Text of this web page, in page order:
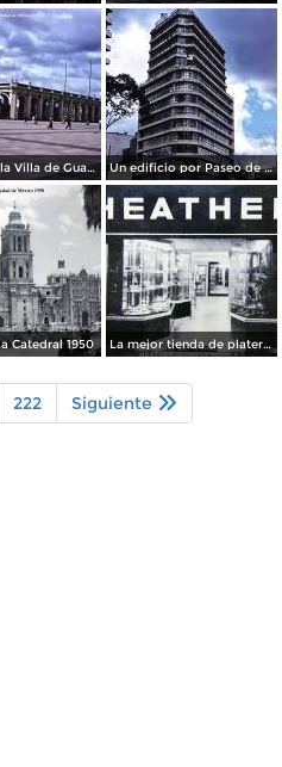
El atrio de la Villa de Guadalupe 1950. Un edificio por Paseo de La Reforma 1950
Catedral 1950 La mejor tienda de plateria.
222 Siguiente